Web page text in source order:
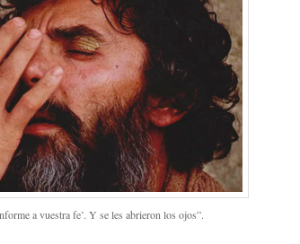
a vuestra fe’. Y se les abrieron los ojos”.